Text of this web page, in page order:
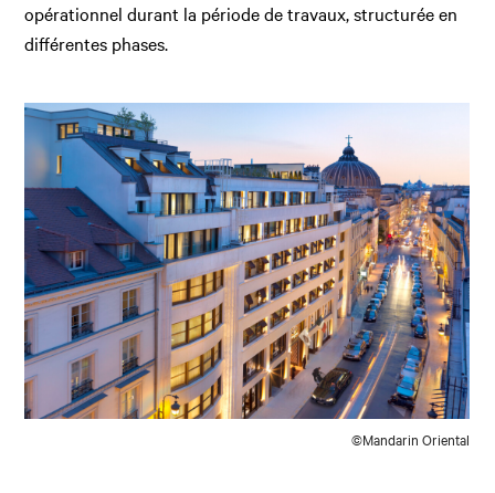
opérationnel durant la période de travaux, structurée en
différentes phases.
©Mandarin Oriental